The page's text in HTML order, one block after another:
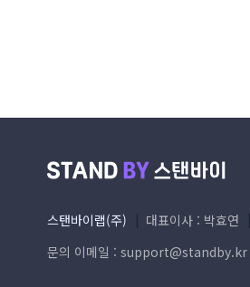
스탠바이랩(주) 대표이사 : 박효연
문의 이메일 : support@standby.kr